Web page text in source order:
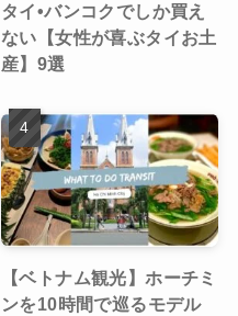
タイ•バンコクでしか買え
ない【女性が喜ぶタイお土
産】9選
【ベトナム観光】ホーチミ
ンを10時間で巡るモデル